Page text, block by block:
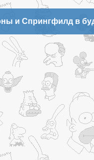
и Спрингфилд в